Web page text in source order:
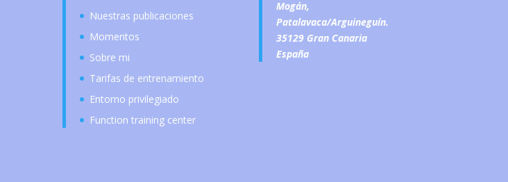
Nuestras publicaciones
Momentos
Sobre mi
Tarifas de entrenamiento
Entorno privilegiado
Function training center
Mogán,
Patalavaca/Arguineguín.
35129 Gran Canaria
España